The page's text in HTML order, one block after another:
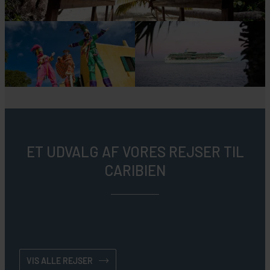
ET UDVALG AF VORES REJSER TIL
CARIBIEN
VIS ALLE REJSER